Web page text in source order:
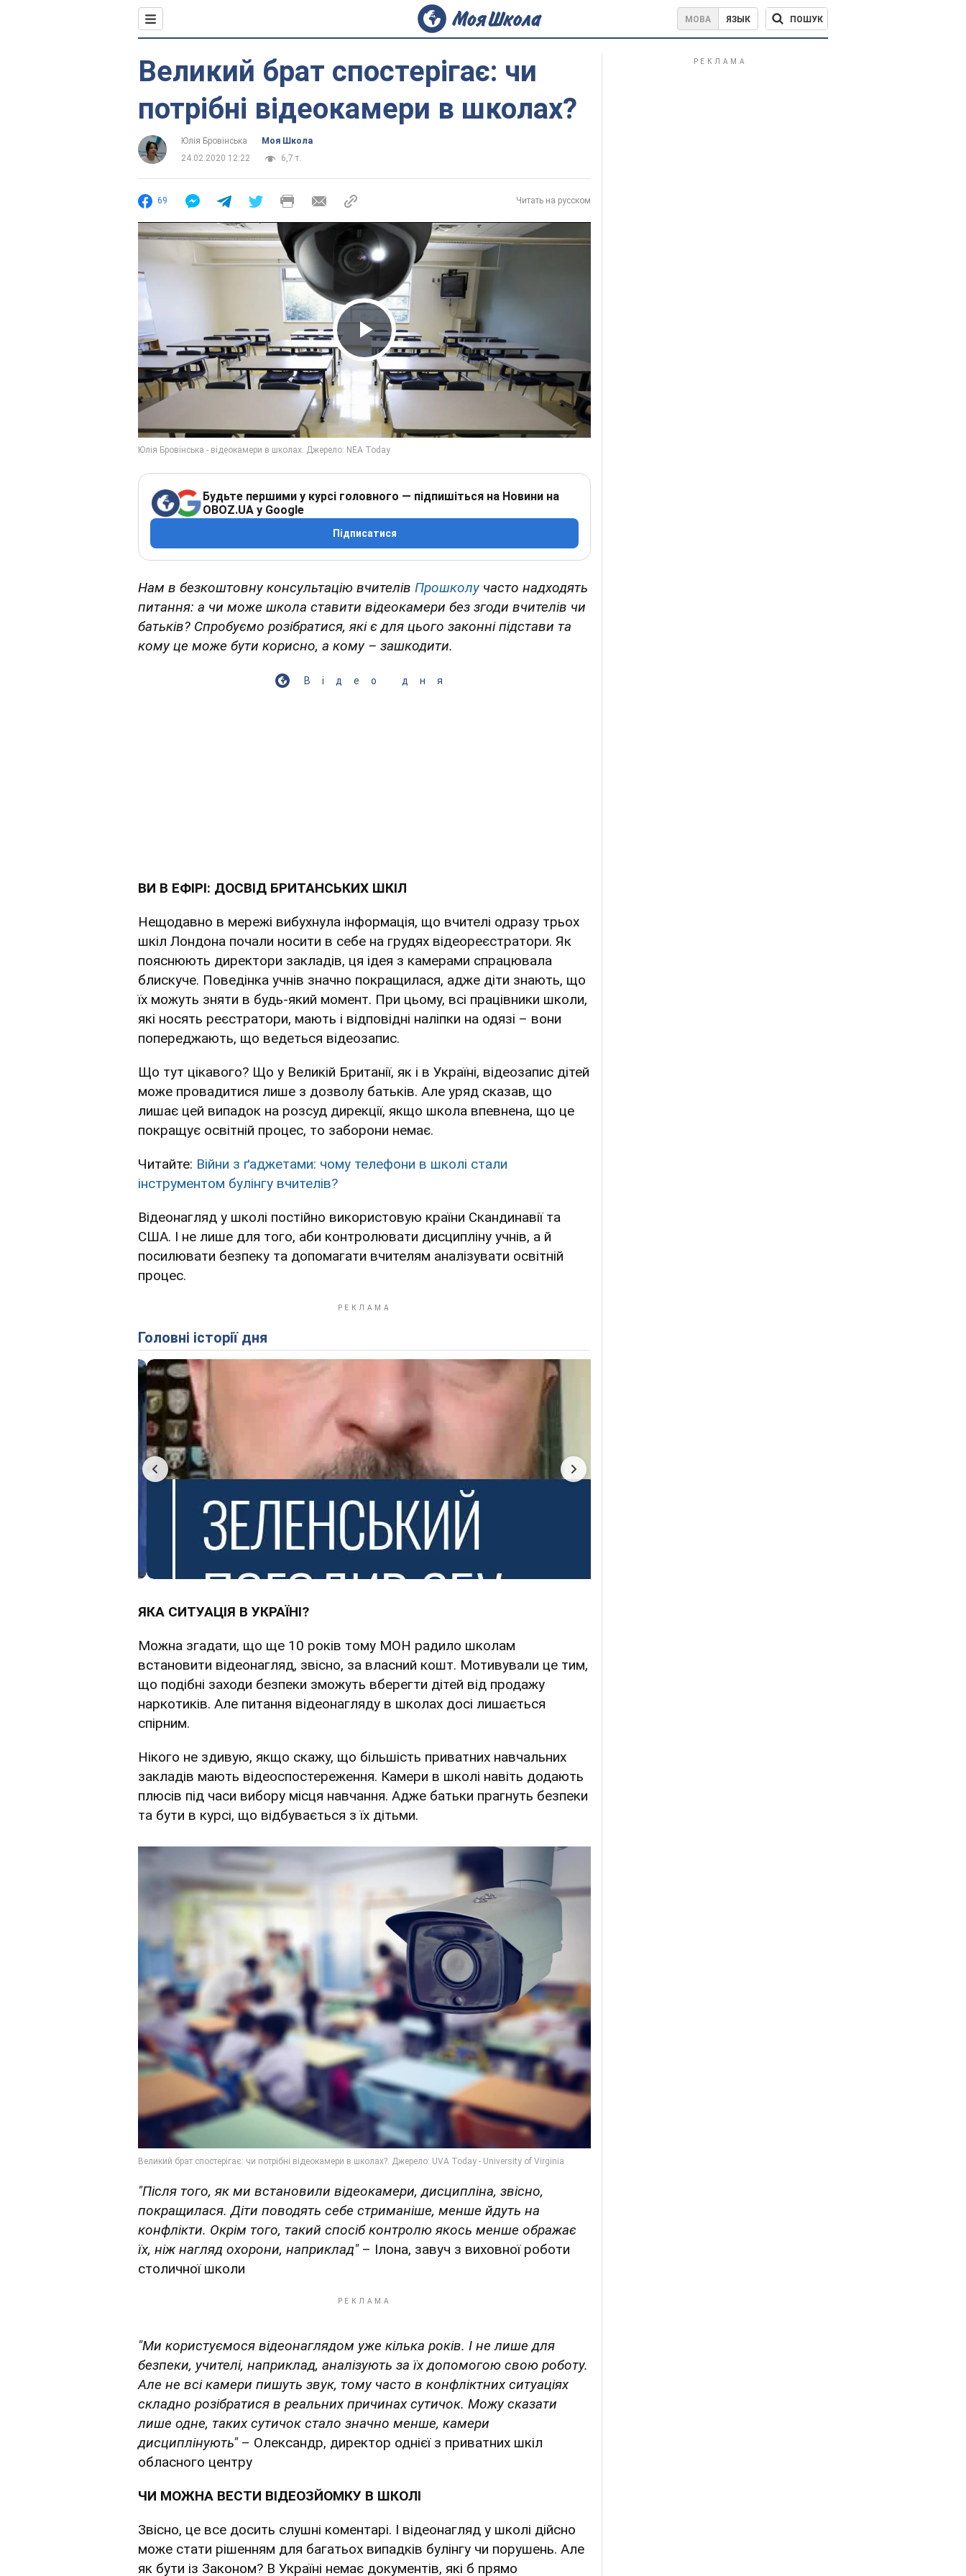
МОВА ЯЗЫК ПОШУК
Великий брат спостерігає: чи
потрібні відеокамери в школах?
Юлія Бровінська
Моя Школа
24.02.2020 12:22
6,7 т.
69 Читать на русском
Play Video
Будьте першими у курсі головного — підпишіться на Новини на
OBOZ.UA у Google
Підписатися
Нам в безкоштовну консультацію вчителів Прошколу часто надходять
питання: а чи може школа ставити відеокамери без згоди вчителів чи
батьків? Спробуємо розібратися, які є для цього законні підстави та
кому це може бути корисно, а кому – зашкодити.
Відео дня
ВИ В ЕФІРІ: ДОСВІД БРИТАНСЬКИХ ШКІЛ
Нещодавно в мережі вибухнула інформація, що вчителі одразу трьох
шкіл Лондона почали носити в себе на грудях відеореєстратори. Як
пояснюють директори закладів, ця ідея з камерами спрацювала
блискуче. Поведінка учнів значно покращилася, адже діти знають, що
їх можуть зняти в будь-який момент. При цьому, всі працівники школи,
які носять реєстратори, мають і відповідні наліпки на одязі – вони
попереджають, що ведеться відеозапис.
Що тут цікавого? Що у Великій Британії, як і в Україні, відеозапис дітей
може провадитися лише з дозволу батьків. Але уряд сказав, що
лишає цей випадок на розсуд дирекції, якщо школа впевнена, що це
покращує освітній процес, то заборони немає.
Читайте: Війни з ґаджетами: чому телефони в школі стали
інструментом булінгу вчителів?
Відеонагляд у школі постійно використовую країни Скандинавії та
США. І не лише для того, аби контролювати дисципліну учнів, а й
посилювати безпеку та допомагати вчителям аналізувати освітній
процес.
Головні історії дня
ЯКА СИТУАЦІЯ В УКРАЇНІ?
Можна згадати, що ще 10 років тому МОН радило школам
встановити відеонагляд, звісно, за власний кошт. Мотивували це тим,
що подібні заходи безпеки зможуть вберегти дітей від продажу
наркотиків. Але питання відеонагляду в школах досі лишається
спірним.
Нікого не здивую, якщо скажу, що більшість приватних навчальних
закладів мають відеоспостереження. Камери в школі навіть додають
плюсів під часи вибору місця навчання. Адже батьки прагнуть безпеки
та бути в курсі, що відбувається з їх дітьми.
"Після того, як ми встановили відеокамери, дисципліна, звісно,
покращилася. Діти поводять себе стриманіше, менше йдуть на
конфлікти. Окрім того, такий спосіб контролю якось менше ображає
їх, ніж нагляд охорони, наприклад"– Ілона, завуч з виховної роботи
столичної школи
"Ми користуємося відеонаглядом уже кілька років. І не лише для
безпеки, учителі, наприклад, аналізують за їх допомогою свою роботу.
Але не всі камери пишуть звук, тому часто в конфліктних ситуаціях
складно розібратися в реальних причинах сутичок. Можу сказати
лише одне, таких сутичок стало значно менше, камери
дисциплінують" – Олександр, директор однієї з приватних шкіл
обласного центру
ЧИ МОЖНА ВЕСТИ ВІДЕОЗЙОМКУ В ШКОЛІ
Звісно, це все досить слушні коментарі. І відеонагляд у школі дійсно
може стати рішенням для багатьох випадків булінгу чи порушень. Але
як бути із Законом? В Україні немає документів, які б прямо